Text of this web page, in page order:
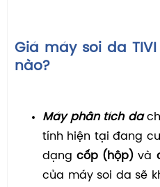
Giá máy soi da
nào?
Máy phân tích da
tính hiện tại đang
dạngcốp (hộp)và
của máy soi da sẽ